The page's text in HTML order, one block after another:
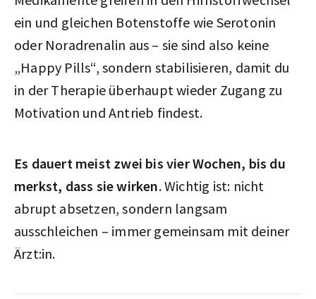
ein und gleichen Botenstoffe wie Serotonin
oder Noradrenalin aus – sie sind also keine
„Happy Pills“, sondern stabilisieren, damit du
in der Therapie überhaupt wieder Zugang zu
Motivation und Antrieb findest.
Es dauert meist zwei bis vier Wochen, bis du
merkst, dass sie wirken. Wichtig ist: nicht
abrupt absetzen, sondern langsam
ausschleichen – immer gemeinsam mit deiner
Ärzt:in.